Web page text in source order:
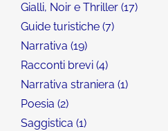
Gialli, Noir e Thriller 17
Guide turistiche 7
Narrativa 19
Racconti brevi 4
Narrativa straniera 1
Poesia 2
Saggistica 1